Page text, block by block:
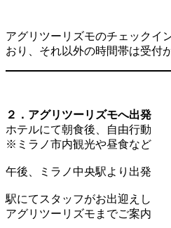
アグリツーリズモのチェックイ
おり、それ以外の時間帯は受付
２．アグリツーリズモへ出発
ホテルにて朝食後、自由行動
※ミラノ市内観光や昼食など
午後、ミラノ中央駅より出発
駅にてスタッフがお出迎えし
アグリツーリズモまでご案内